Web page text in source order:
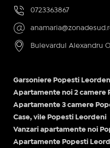
0723363867
Bulevardul Alexandru
Garsoniere Popesti
Apartamente noi 2 camere
Apartamente 3 camere
Case, vile Popesti Leordeni
Vanzari apartamente noi
Apartamente Popesti